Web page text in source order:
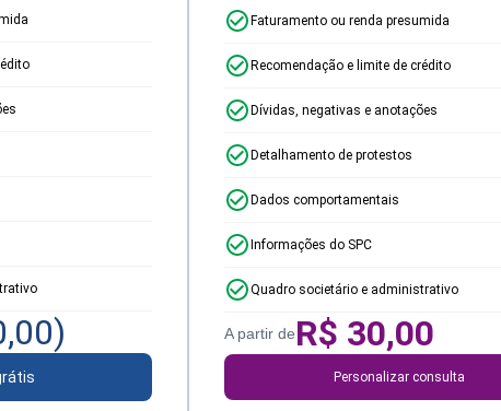
)
Faturamento ou renda presumida
Recomendação e limite de crédito
Dívidas, negativas e anotações
Detalhamento de protestos
Dados comportamentais
Informações do SPC
Quadro societário e administrativo
A partir deR$ 30,00
Personalizar consulta